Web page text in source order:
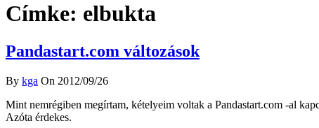
Címke: elbukta
Pandastart.com változások
By kga On 2012/09/26
Mint nemrégiben megírtam, kételyeim voltak a Pandastart.com -al
Azóta érdekes.